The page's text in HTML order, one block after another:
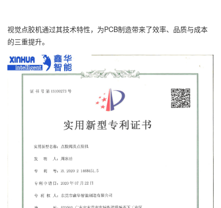
视觉点胶机通过其技术特性，为PCB制造带来了效率、品质与成本
的三重提升。